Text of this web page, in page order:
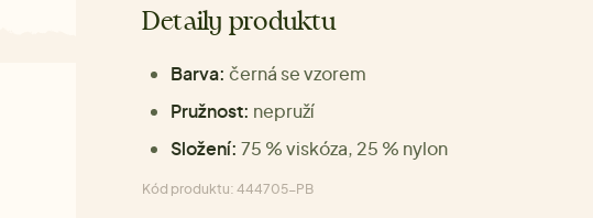
Detaily produktu
Barva: černá se vzorem
Pružnost: nepruží
Složení: 75 % viskóza, 25 % nylon
Kód produktu: 444705-PB